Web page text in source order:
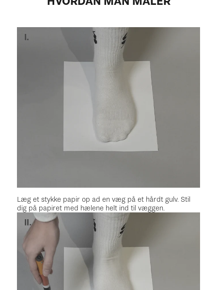
Læg et stykke papir op ad en væg på et hårdt gulv. Stil
dig på papiret med hælene helt ind til væggen.